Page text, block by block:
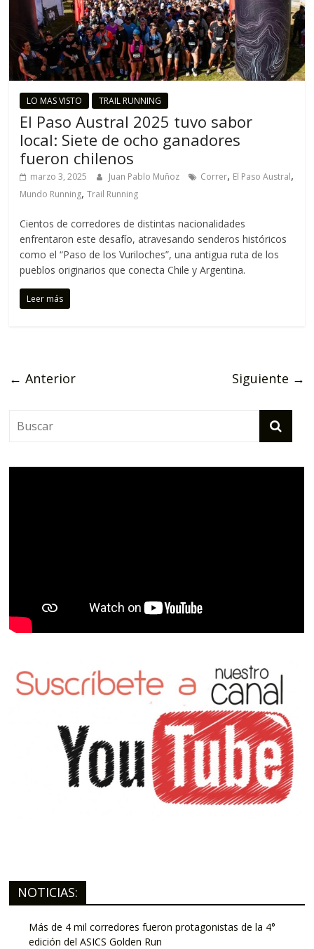
LO MAS VISTO TRAIL RUNNING
El Paso Austral 2025 tuvo sabor
local: Siete de ocho ganadores
fueron chilenos
marzo 3, 2025 Juan Pablo Muñoz Correr, El Paso Austral,
Mundo Running,Trail Running
Cientos de corredores de distintas nacionalidades
enfrentaron este desafío, atravesando senderos históricos
como el “Paso de los Vuriloches”, una antigua ruta de los
pueblos originarios que conecta Chile y Argentina.
Leer más
← Anterior Siguiente →
NOTICIAS:
Más de 4 mil corredores fueron protagonistas de la 4°
edición del ASICS Golden Run